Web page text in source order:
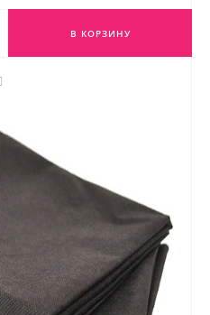
В КОРЗИНУ